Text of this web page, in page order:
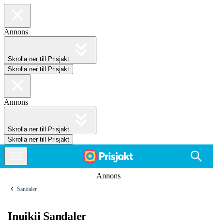
Annons
Skrolla ner till Prisjakt
Skrolla ner till Prisjakt
Annons
Skrolla ner till Prisjakt
Skrolla ner till Prisjakt
Annons
Sandaler
Inuikii Sandaler